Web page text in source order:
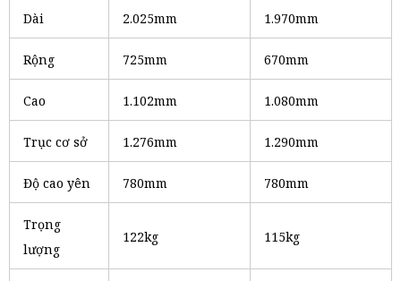
Dài 2.025mm 1.970mm
Rộng 725mm 670mm
Cao 1.102mm 1.080mm
Trục cơ sở 1.276mm 1.290mm
Độ cao yên 780mm 780mm
Trọng
lượng
122kg 115kg